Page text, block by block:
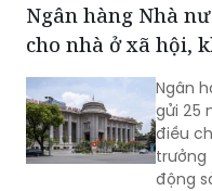
Ngân hàng Nhà
cho nhà ở xã hội,
Ngân
gửi 25
điều
trưởng
động